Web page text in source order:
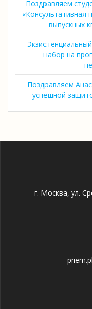
Поздравляем
«Консультативная
выпускных
набор на
Поздравляем
успешной
г. Москва, ул.